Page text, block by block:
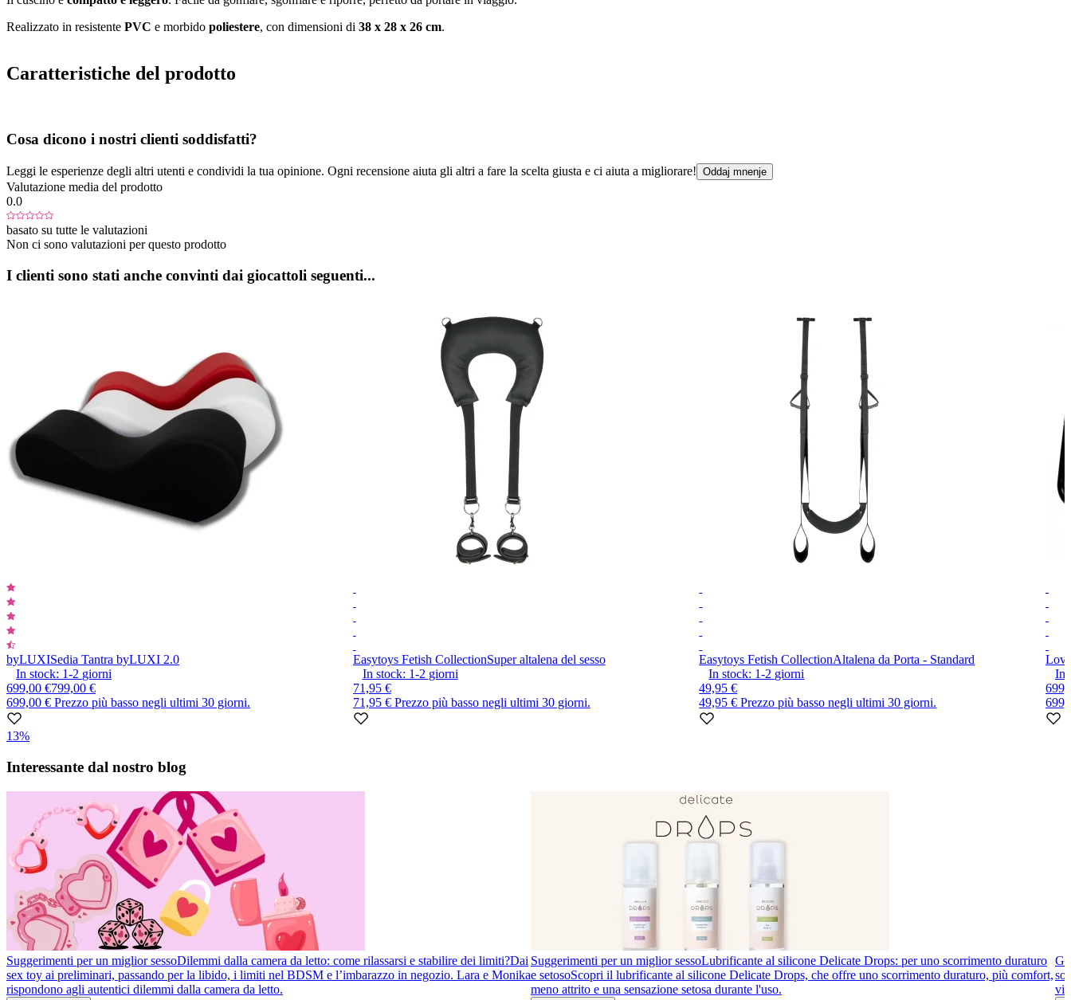
Realizzato in resistente PVC e morbido poliestere, con dimensioni di 38 x 28 x 26 cm.
Caratteristiche del prodotto
Cosa dicono i nostri clienti soddisfatti?
Leggi le esperienze degli altri utenti e condividi la tua opinione. Ogni recensione aiuta gli altri a fare la scelta giusta e ci aiuta a migliorare! Oddaj mnenje
Valutazione media del prodotto
0.0
basato su tutte le valutazioni
Non ci sono valutazioni per questo prodotto
I clienti sono stati anche convinti dai giocattoli seguenti...
byLUXISedia Tantra byLUXI 2.0
In stock: 1-2 giorni
699,00 €799,00 €
699,00 € Prezzo più basso negli ultimi 30 giorni.
13%
Easytoys Fetish CollectionSuper altalena del sesso
In stock: 1-2 giorni
71,95 €
71,95 € Prezzo più basso negli ultimi 30 giorni.
Easytoys Fetish CollectionAltalena da Porta - Standard
In stock: 1-2 giorni
49,95 €
49,95 €Prezzo più basso negli ultimi 30 giorni.
In
1
10
Interessante dal nostro blog
Suggerimenti per un miglior sessoDilemmi dalla camera da letto: come rilassarsi e stabilire dei limiti?Dai
sex toy ai preliminari, passando per la libido, i limiti nel BDSM e l’imbarazzo in negozio. Lara e Monika
rispondono agli autentici dilemmi dalla camera da letto.
Suggerimenti per un miglior sessoLubrificante al silicone Delicate Drops: per uno scorrimento duraturo
e setosoScopri il lubrificante al silicone Delicate Drops, che offre uno scorrimento duraturo, più comfort,
meno attrito e una sensazione setosa durante l'uso.